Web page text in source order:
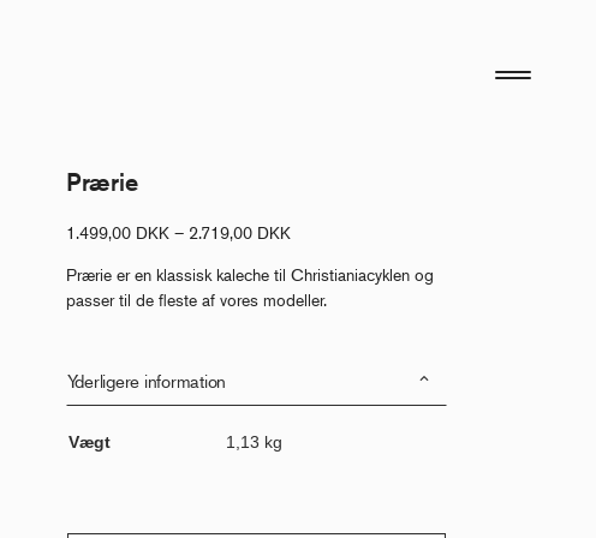
Prærie
1.499,00 DKK – 2.719,00 DKKPrisinterval:
til
2.719,00 DKK
Prærie er en klassisk kaleche til Christianiacyklen og
passer til de fleste af vores modeller.
Yderligere information
Vægt 1,13 kg